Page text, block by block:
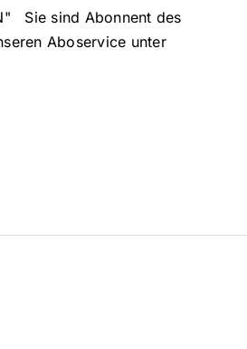
Sie sind Abonnent des
Aboservice unter